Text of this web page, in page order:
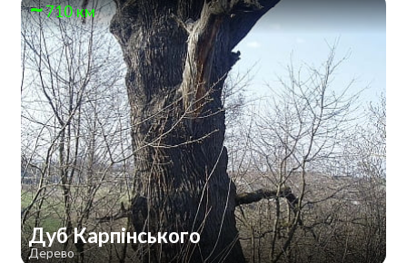
710 км
Дуб Карпінського
Дерево